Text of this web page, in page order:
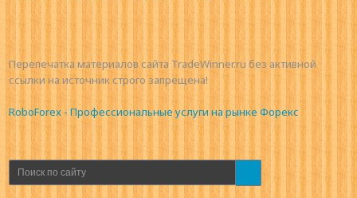
Перепечатка материалов сайта TradeWinner.ru без активной
ссылки на источник строго запрещена!
RoboForex - Профессиональные услуги на рынке Форекс